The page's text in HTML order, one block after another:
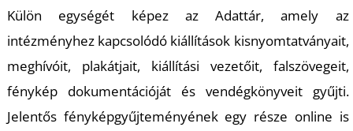
Külön egységét képez azAdattár, amely az
intézményhez kapcsolódó kiállítások kisnyomtatványait,
meghívóit, plakátjait, kiállítási vezetőit, falszövegeit,
fénykép dokumentációját és vendégkönyveit gyűjti.
Jelentős fényképgyűjteményének egy része online is